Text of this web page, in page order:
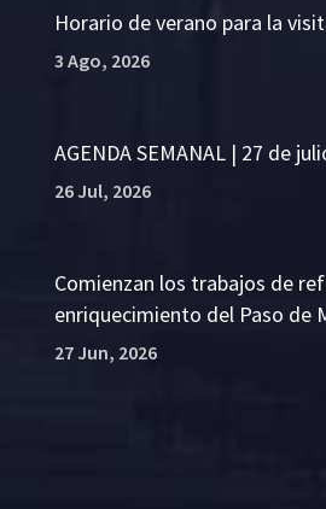
Horario de verano para la
3 Ago, 2026
AGENDA SEMANAL | 27 de
26 Jul, 2026
Comienzan los trabajos de
enriquecimiento del Paso de
27 Jun, 2026